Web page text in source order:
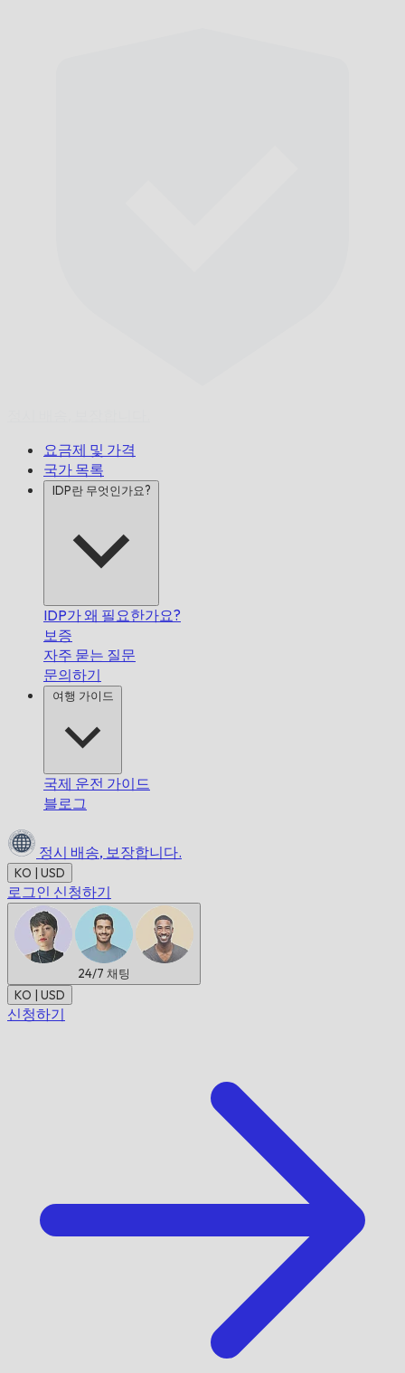
요금제 및 가격
국가 목록
IDP란 무엇인가요?
IDP가 왜 필요한가요?
보증
자주 묻는 질문
문의하기
여행 가이드
국제 운전 가이드
블로그
정시 배송, 보장합니다.
KO | USD
로그인 신청하기
24/7 채팅
KO | USD
신청하기